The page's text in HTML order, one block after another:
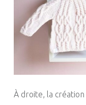
À droite, la